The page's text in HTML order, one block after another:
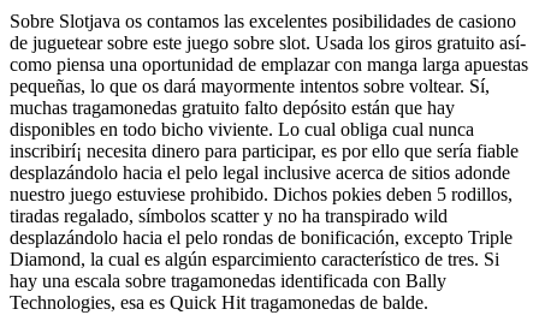
Sobre Slotjava os contamos las excelentes posibilidades de casiono
de juguetear sobre este juego sobre slot. Usada los giros gratuito así­
como piensa una oportunidad de emplazar con manga larga apuestas
pequeñas, lo que os dará mayormente intentos sobre voltear. Sí,
muchas tragamonedas gratuito falto depósito están que hay
disponibles en todo bicho viviente. Lo cual obliga cual nunca
inscribirí¡ necesita dinero para participar, es por ello que serí­a fiable
desplazándolo hacia el pelo legal inclusive acerca de sitios adonde
nuestro juego estuviese prohibido. Dichos pokies deben 5 rodillos,
tiradas regalado, símbolos scatter y no ha transpirado wild
desplazándolo hacia el pelo rondas de bonificación, excepto Triple
Diamond, la cual es algún esparcimiento característico de tres. Si
hay una escala sobre tragamonedas identificada con Bally
Technologies, esa es Quick Hit tragamonedas de balde.